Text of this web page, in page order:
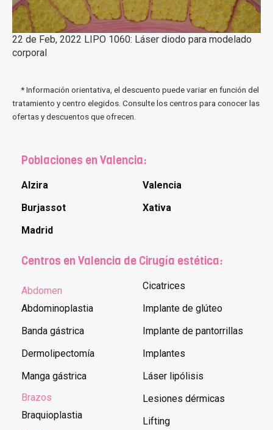
22 de Feb, 2022 LIPO 1060: Láser diodo para modelado
corporal
* Información orientativa, el descuento puede variar en función del
tratamiento y centro elegidos. Consulte los centros para conocer las
ofertas y descuentos que ofrecen.
Poblaciones en Valencia:
Alzira
Burjassot
Madrid
Valencia
Xativa
Centros en Valencia de Cirugía estética:
Abdomen
Abdominoplastia
Banda gástrica
Dermolipectomía
Manga gástrica
Brazos
Braquioplastia
Cicatrices
Implante de glúteo
Implante de pantorrillas
Implantes
Láser lipólisis
Lesiones dérmicas
Lifting